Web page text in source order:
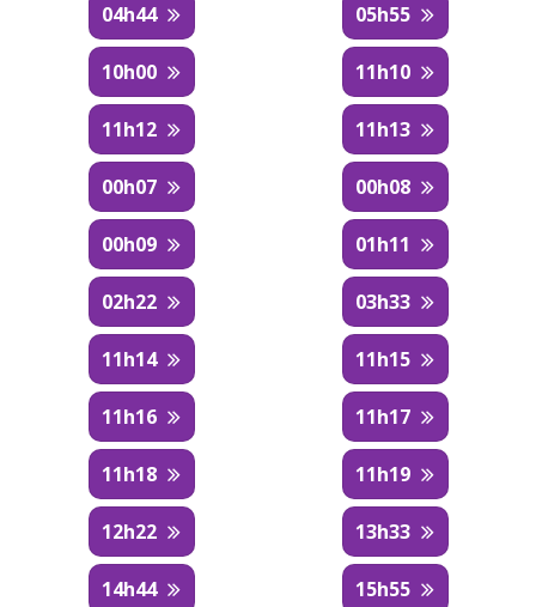
04h44 05h55
10h00 11h10
11h12 11h13
00h07 00h08
00h09 01h11
02h22 03h33
11h14 11h15
11h16 11h17
11h18 11h19
12h22 13h33
14h44 15h55